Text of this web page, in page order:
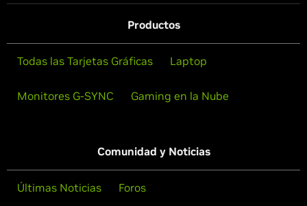
Productos
Todas las Tarjetas Gráficas Laptop
Monitores G-SYNC Gaming en la Nube
Comunidad y Noticias
Últimas Noticias Foros